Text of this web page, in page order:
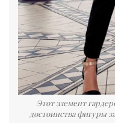
Этот элемент
достоинства фигуры